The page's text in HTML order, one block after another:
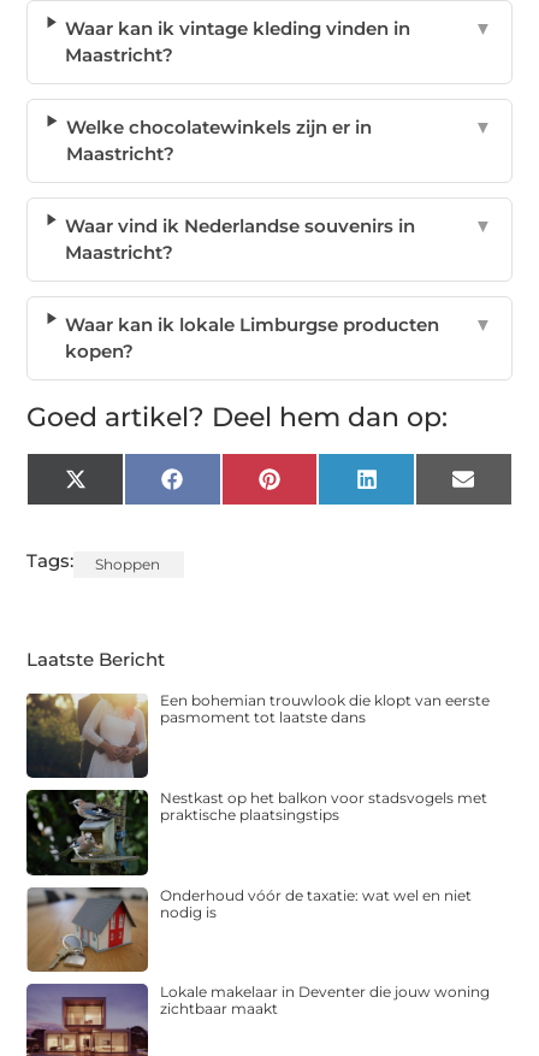
Waar kan ik vintage kleding vinden in
Maastricht?
▼
Welke chocolatewinkels zijn er in
Maastricht?
▼
Waar vind ik Nederlandse souvenirs in
Maastricht?
▼
Waar kan ik lokale Limburgse producten
kopen?
▼
Goed artikel? Deel hem dan op:
X
(Twitter)
FacebookPinterest LinkedIn Email
Tags: Shoppen
Laatste Bericht
Een bohemian trouwlook die klopt van eerste
pasmoment tot laatste dans
Nestkast op het balkon voor stadsvogels met
praktische plaatsingstips
Onderhoud vóór de taxatie: wat wel en niet
nodig is
Lokale makelaar in Deventer die jouw woning
zichtbaar maakt